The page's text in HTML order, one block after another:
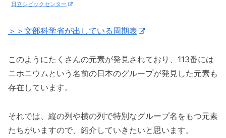
日立シビックセンター
＞＞文部科学省が出している周期表
このようにたくさんの元素が発見されており、113番には
ニホニウムという名前の日本のグループが発見した元素も
存在しています。
それでは、縦の列や横の列で特別なグループ名をもつ元素
たちがいますので、紹介していきたいと思います。